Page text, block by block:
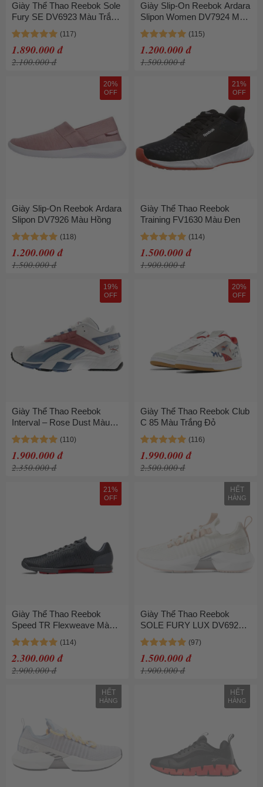
Giày Thể Thao Reebok Sole
Fury SE DV6923 Màu Trắng
Size 36
1.890.000 đ
2.100.000 đ
Giày Slip-On Reebok Ardara
Slipon Women DV7924 Màu
Xám Size 35.5
1.200.000 đ
1.500.000 đ
20%
OFF
Giày Slip-On Reebok Ardara
Slipon DV7926 Màu Hồng
1.200.000 đ
1.500.000 đ
21%
OFF
Giày Thể Thao Reebok
Training FV1630 Màu Đen
1.500.000 đ
1.900.000 đ
19%
OFF
Giày Thể Thao Reebok
Interval – Rose Dust Màu
Trắng Phối Màu Size 36
1.900.000 đ
2.350.000 đ
20%
OFF
Giày Thể Thao Reebok Club
C 85 Màu Trắng Đỏ
1.990.000 đ
2.500.000 đ
21%
OFF
Giày Thể Thao Reebok
Speed TR Flexweave Màu
Xám Phối Cam
2.300.000 đ
2.900.000 đ
HẾT
HÀNG
Giày Thể Thao Reebok
SOLE FURY LUX DV6926
Màu Trắng Đục
1.500.000 đ
1.900.000 đ
HẾT
HÀNG
HẾT
HÀNG